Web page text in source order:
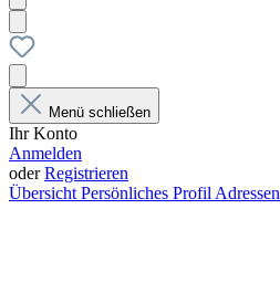
Menü schließen
Ihr Konto
Anmelden
oderRegistrieren
Übersicht Persönliches Profil Adressen